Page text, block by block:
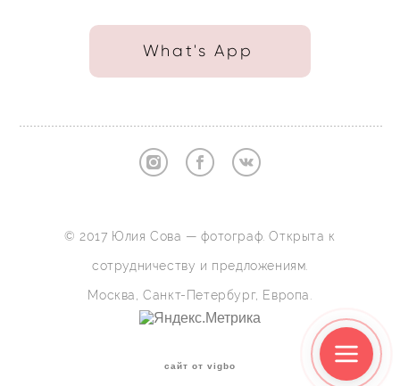
What's App
© 2017 Юлия Сова — фотограф. Открыта к
сотрудничеству и предложениям.
Москва, Санкт-Петербург, Европа.
сайт от vigbo